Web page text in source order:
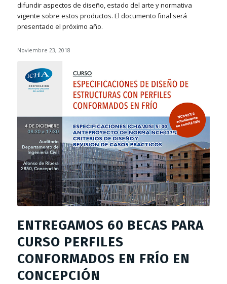
difundir aspectos de diseño, estado del arte y normativa
vigente sobre estos productos. El documento final será
presentado el próximo año.
Noviembre 23, 2018
ENTREGAMOS 60 BECAS PARA
CURSO PERFILES
CONFORMADOS EN FRÍO EN
CONCEPCIÓN